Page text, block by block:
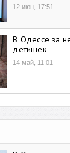
12 июн, 17:51
В Одессе за
детишек
14 май, 11:01